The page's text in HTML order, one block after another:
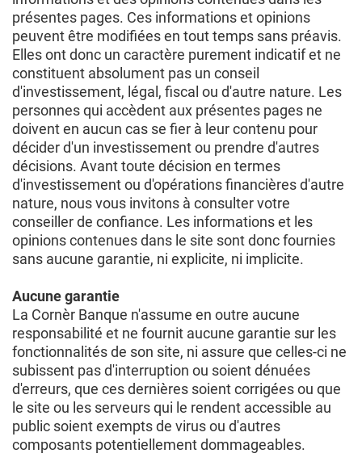
présentes pages. Ces informations et opinions
peuvent être modifiées en tout temps sans préavis.
Elles ont donc un caractère purement indicatif et ne
constituent absolument pas un conseil
d'investissement, légal, fiscal ou d'autre nature. Les
personnes qui accèdent aux présentes pages ne
doivent en aucun cas se fier à leur contenu pour
décider d'un investissement ou prendre d'autres
décisions. Avant toute décision en termes
d'investissement ou d'opérations financières d'autre
nature, nous vous invitons à consulter votre
conseiller de confiance. Les informations et les
opinions contenues dans le site sont donc fournies
sans aucune garantie, ni explicite, ni implicite.
Aucune garantie
La Cornèr Banque n'assume en outre aucune
responsabilité et ne fournit aucune garantie sur les
fonctionnalités de son site, ni assure que celles-ci ne
subissent pas d'interruption ou soient dénuées
d'erreurs, que ces dernières soient corrigées ou que
le site ou les serveurs qui le rendent accessible au
public soient exempts de virus ou d'autres
composants potentiellement dommageables.